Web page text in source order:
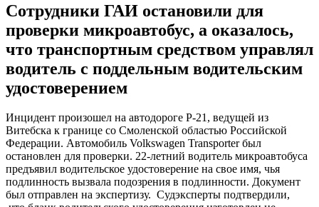
Сотрудники ГАИ остановили для
проверки микроавтобус, а оказалось,
что транспортным средством управлял
водитель с поддельным водительским
удостоверением
Инцидент произошел на автодороге Р-21, ведущей из
Витебска к границе со Смоленской областью Российской
Федерации. Автомобиль Volkswagen Transporter был
остановлен для проверки. 22-летний водитель микроавтобуса
предъявил водительское удостоверение на свое имя, чья
подлинность вызвала подозрения в подлинности. Документ
был отправлен на экспертизу. Судэксперты подтвердили,